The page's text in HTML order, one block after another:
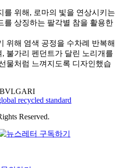
를 위해, 로마의 빛을 연상시키는
를 상징하는 팔각별 참을 활용한
위해 염색 공정을 수차례 반복해
불가리 펜던트가 달린 노리개를
물처럼 느껴지도록 디자인했습
Reserved.